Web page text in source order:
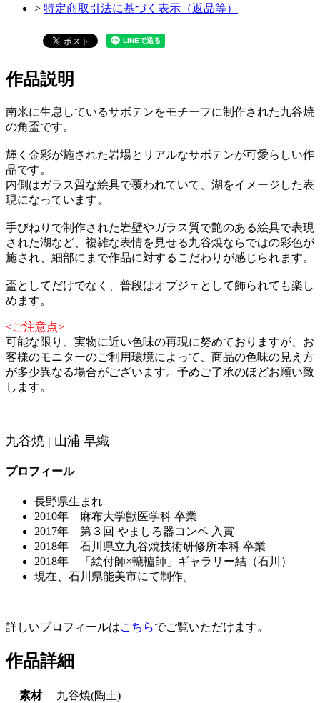
> 特定商取引法に基づく表示（返品等）
作品説明
南米に生息しているサボテンをモチーフに制作された九谷焼
の角盃です。
輝く金彩が施された岩場とリアルなサボテンが可愛らしい作
品です。
内側はガラス質な絵具で覆われていて、湖をイメージした表
現になっています。
手びねりで制作された岩壁やガラス質で艶のある絵具で表現
された湖など、複雑な表情を見せる九谷焼ならではの彩色が
施され、細部にまで作品に対するこだわりが感じられます。
盃としてだけでなく、普段はオブジェとして飾られても楽し
めます。
<ご注意点>
可能な限り、実物に近い色味の再現に努めておりますが、お
客様のモニターのご利用環境によって、商品の色味の見え方
が多少異なる場合がございます。予めご了承のほどお願い致
します。
九谷焼 | 山浦 早織
プロフィール
長野県生まれ
2010年 麻布大学獣医学科 卒業
2017年 第３回 やましろ器コンペ 入賞
2018年 石川県立九谷焼技術研修所本科 卒業
2018年 「絵付師×轆轤師」ギャラリー結（石川）
現在、石川県能美市にて制作。
詳しいプロフィールはこちらでご覧いただけます。
作品詳細
素材
九谷焼(陶土)